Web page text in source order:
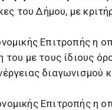
του Δήμου, με
Επιτροπής η
με τους ίδιους
διαγωνισμού
Επιτροπής η